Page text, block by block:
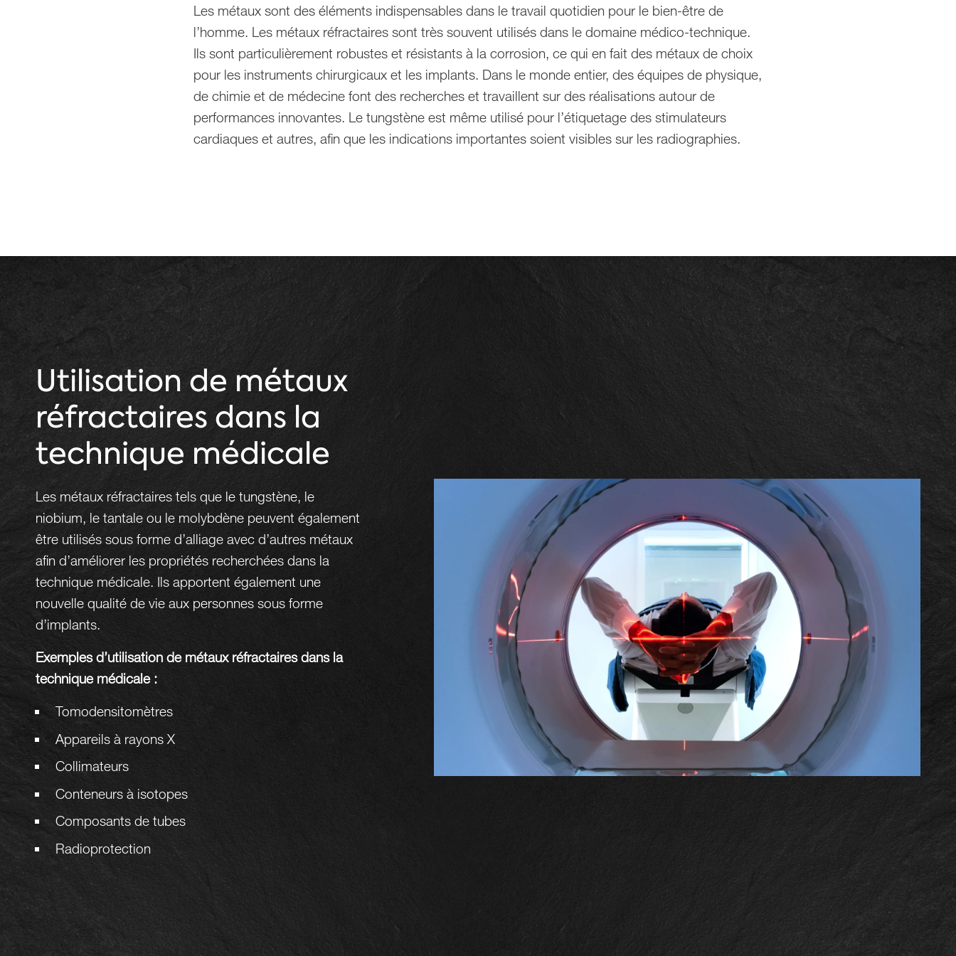
Création de bijoux
Les métaux sont des éléments indispensables dans le travail quotidien pour le bien-être de
l’homme. Les métaux réfractaires sont très souvent utilisés dans le domaine médico-technique.
Ils sont particulièrement robustes et résistants à la corrosion, ce qui en fait des métaux de choix
pour les instruments chirurgicaux et les implants. Dans le monde entier, des équipes de physique,
de chimie et de médecine font des recherches et travaillent sur des réalisations autour de
performances innovantes. Le tungstène est même utilisé pour l’étiquetage des stimulateurs
cardiaques et autres, afin que les indications importantes soient visibles sur les radiographies.
Utilisation de métaux
réfractaires dans la
technique médicale
Les métaux réfractaires tels que le tungstène, le
niobium, le tantale ou le molybdène peuvent également
être utilisés sous forme d’alliage avec d’autres métaux
afin d’améliorer les propriétés recherchées dans la
technique médicale. Ils apportent également une
nouvelle qualité de vie aux personnes sous forme
d’implants.
Exemples d’utilisation de métaux réfractaires dans la
technique médicale :
Tomodensitomètres
Appareils à rayons X
Collimateurs
Conteneurs à isotopes
Composants de tubes
Radioprotection